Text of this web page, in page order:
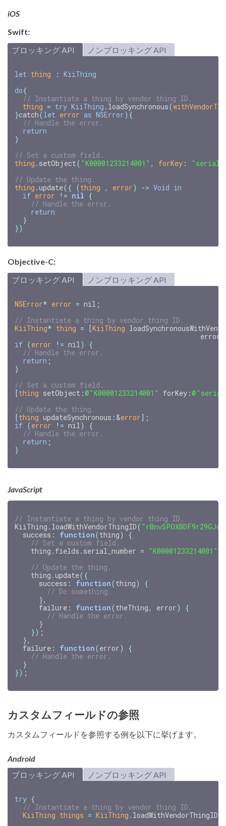
iOS
Swift:
ブロッキング API
ノンブロッキング API
let thing : KiiThing
do{
// Instantiate a thing by vendor thing ID.
thing = try KiiThing . loadSynchronous(
}catch(let error as NSError){
// Handle the error.
return
}
// Set a custom field.
thing . setObject( "K00001233214001" , forKey :
// Update the thing.
thing .update({ (thing , error) -> Void in
if error != nil {
// Handle the error.
return
}
})
Objective-C:
ブロッキング API
ノンブロッキング API
NSError* error = nil ;
KiiThing* thing = [KiiThing
error
if (error != nil)
{
return ;
}
[thing setObject :@"K00001233214001" forKey :
[thing updateSynchronous : &error];
if (error != nil)
{
return ;
}
JavaScript
// Instantiate a thing by vendor thing ID.
KiiThing . loadWithVendorThingID(
success : function(thing)
{
// Set a custom field.
thing . fields . serial_number = "K00001233214001"
// Update the thing.
thing .update({
success : function(thing)
{
// Do something.
},
failure : function(theThing, error)
{
// Handle the error.
}
});
},
failure : function(error)
{
// Handle the error.
}
});
カスタムフィールドの参照
カスタムフィールドを参照する例を以下に挙げます。
Android
ブロッキング API
ノンブロッキング API
try {
// Instantiate a thing by vendor thing ID.
KiiThing things = KiiThing . loadWithVendorThingID